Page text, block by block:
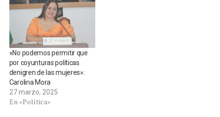
«No podemos permitir que
por coyunturas políticas
denigren de las mujeres»:
Carolina Mora
27 marzo, 2025
En «Política»